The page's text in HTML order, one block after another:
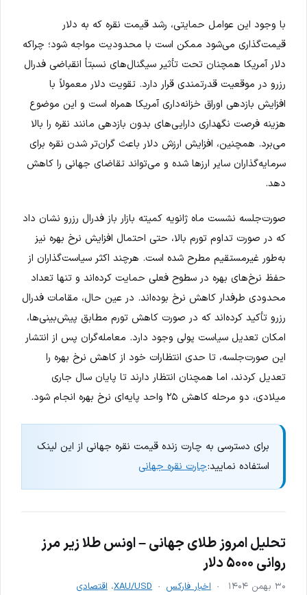
با وجود این عوامل حمایتی، رشد قیمت نقره که به دلار
قیمت‌گذاری می‌شود ممکن است با محدودیت مواجه شود؛ چراکه
دلار آمریکا همچنان تحت تأثیر سیگنال‌های نسبتاً انقباضی فدرال
رزرو در موقعیت قدرتمندی قرار دارد. تقویت دلار معمولاً با
افزایش بازدهی اوراق خزانه‌داری آمریکا همراه است و این موضوع
هزینه فرصت نگهداری دارایی‌های بدون بازدهی مانند نقره را بالا
می‌برد. همچنین، افزایش ارزش دلار باعث گران‌تر شدن نقره برای
سرمایه‌گذاران سایر ارزها شده و می‌تواند تقاضای جهانی را کاهش
دهد.
صورت‌جلسه نشست ماه ژانویه کمیته بازار باز فدرال رزرو نشان داد
که در صورت تداوم تورم بالا، حتی احتمال افزایش نرخ بهره نیز
به‌طور غیرمستقیم مطرح شده است. هرچند اکثر سیاست‌گذاران از
حفظ نرخ‌های بهره در سطوح فعلی حمایت کرده‌اند و تنها تعداد
محدودی طرفدار کاهش نرخ بوده‌اند. در عین حال، مقامات فدرال
رزرو تأکید کرده‌اند که در صورت کاهش تورم مطابق پیش‌بینی‌ها،
امکان تعدیل سیاست پولی وجود دارد. معامله‌گران پس از انتشار
این صورت‌جلسه، تا حدی انتظارات خود از کاهش نرخ بهره را
تعدیل کردند، اما همچنان انتظار دارند تا پایان سال جاری
میلادی، دو مرحله کاهش ۲۵ واحد پایه‌ای نرخ بهره انجام شود.
برای دسترسی به چارت زنده قیمت نقره جهانی از این لینک
استفاده نمایید:چارت نقره جهانی
تحلیل امروز طلای جهانی – اونس طلا زیر مرز
روانی ۵۰۰۰ دلار
۳۰ بهمن ۱۴۰۴ اخبار فارکس XAU/USD، اقتصادی